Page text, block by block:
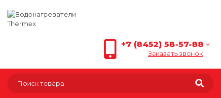
+7 (8452) 58-57-88
Заказать звонок